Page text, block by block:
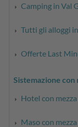
Camping in Val
Tutti gli alloggi
Offerte Last
Sistemazione
Hotel con
Maso con